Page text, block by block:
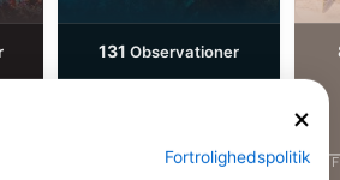
131 Observationer
J A S O N D F
Fortrolighedspolitik